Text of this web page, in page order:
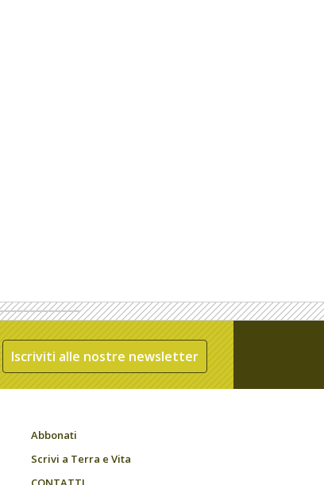
Iscriviti alle nostre newsletter
Abbonati
Scrivi a Terra e Vita